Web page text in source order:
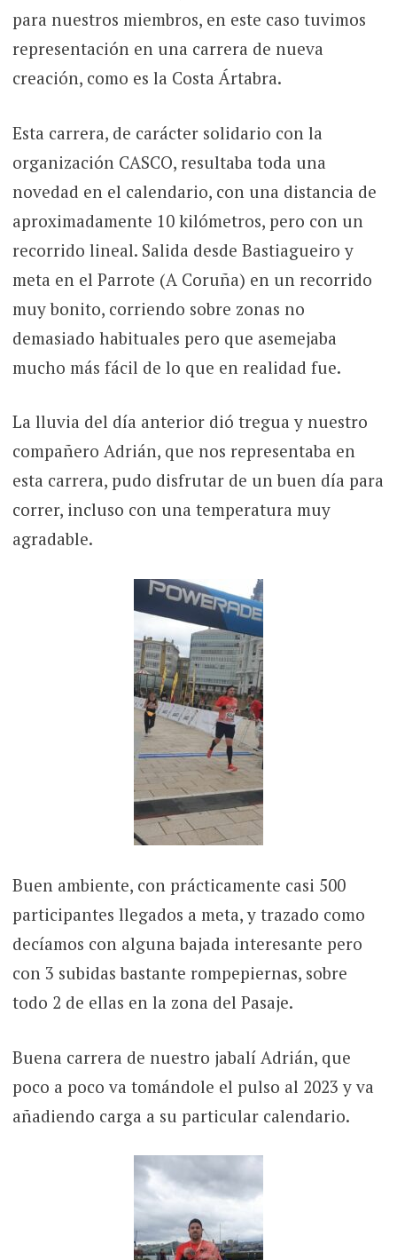
para nuestros miembros, en este caso tuvimos
representación en una carrera de nueva
creación, como es la Costa Ártabra.
Esta carrera, de carácter solidario con la
organización CASCO, resultaba toda una
novedad en el calendario, con una distancia de
aproximadamente 10 kilómetros, pero con un
recorrido lineal. Salida desde Bastiagueiro y
meta en el Parrote (A Coruña) en un recorrido
muy bonito, corriendo sobre zonas no
demasiado habituales pero que asemejaba
mucho más fácil de lo que en realidad fue.
La lluvia del día anterior dió tregua y nuestro
compañero Adrián, que nos representaba en
esta carrera, pudo disfrutar de un buen día para
correr, incluso con una temperatura muy
agradable.
Buen ambiente, con prácticamente casi 500
participantes llegados a meta, y trazado como
decíamos con alguna bajada interesante pero
con 3 subidas bastante rompepiernas, sobre
todo 2 de ellas en la zona del Pasaje.
Buena carrera de nuestro jabalí Adrián, que
poco a poco va tomándole el pulso al 2023 y va
añadiendo carga a su particular calendario.